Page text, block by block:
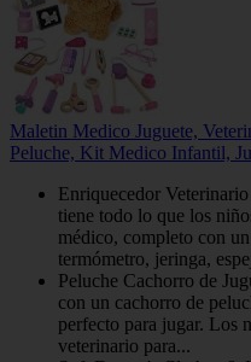
Maletin Medico Juguete,
Peluche, Kit Medico Infantil,
Enriquecedor
tiene todo lo que los
médico, completo con
termómetro, jeringa,
Peluche Cachorro de
con un cachorro de
perfecto para jugar. Los
veterinario para...